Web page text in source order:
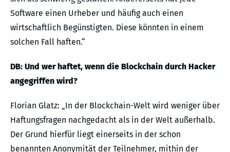
Software einen Urheber und häufig auch einen
wirtschaftlich Begünstigten. Diese könnten in einem
solchen Fall haften.“
DB: Und wer haftet, wenn die Blockchain durch Hacker
angegriffen wird?
Florian Glatz: „In der Blockchain-Welt wird weniger über
Haftungsfragen nachgedacht als in der Welt außerhalb.
Der Grund hierfür liegt einerseits in der schon
benannten Anonymität der Teilnehmer, mithin der